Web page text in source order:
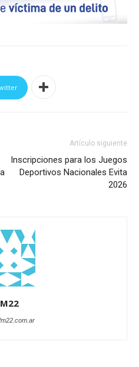
Artículo siguiente
Inscripciones para los Juegos
Deportivos Nacionales Evita
2026